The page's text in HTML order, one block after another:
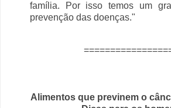
família. Por isso temos um
prevenção das doenças."
Alimentos que previnem o